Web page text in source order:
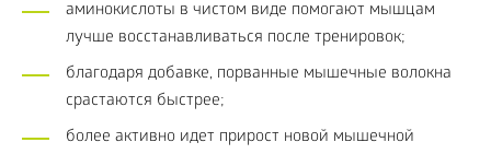
аминокислоты в чистом виде помогают мышцам
лучше восстанавливаться после тренировок;
благодаря добавке, порванные мышечные волокна
срастаются быстрее;
более активно идет прирост новой мышечной